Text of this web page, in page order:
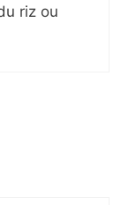
riz ou